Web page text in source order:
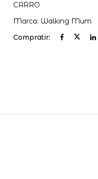
CARRO
Marca: Walking Mum
Compratir: